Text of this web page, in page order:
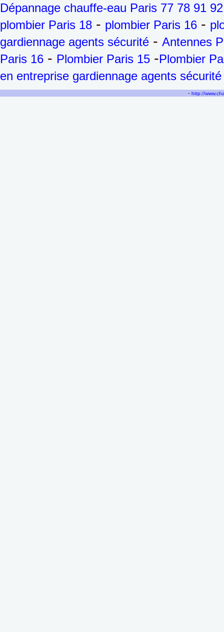
Dépannage chauffe-eau Paris 77 78 91
plombier Paris 18 - plombier Paris 16 -
gardiennage agents sécurité - Antennes
Paris 16 - Plombier Paris 15 -Plombier
en entreprise gardiennage agents sécurité
-http://